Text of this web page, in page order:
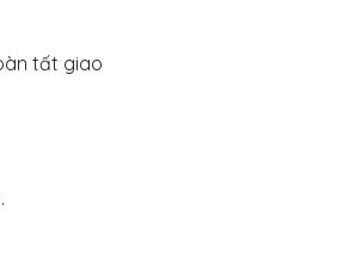
tất giao